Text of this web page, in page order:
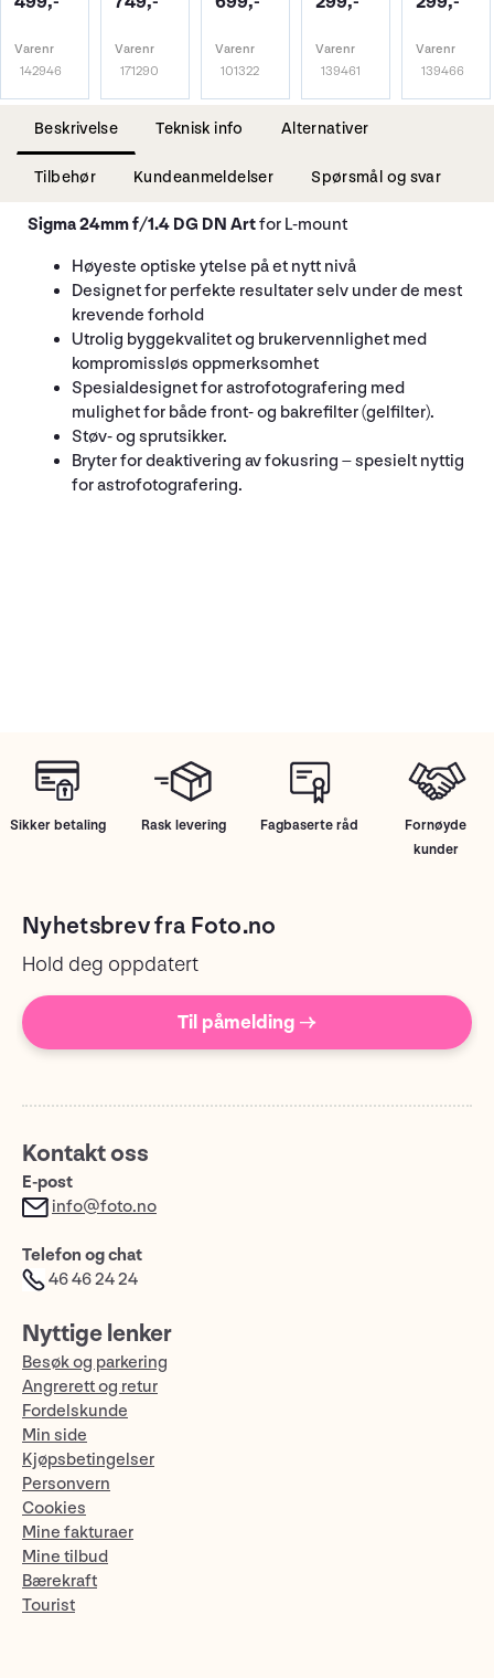
Varenr
142946
Varenr
171290
Varenr
101322
Varenr
139461
Varenr
139466
Beskrivelse Teknisk info Alternativer
Tilbehør Kundeanmeldelser Spørsmål og svar
Sigma 24mm f/1.4 DG DN Artfor L-mount
Høyeste optiske ytelse på et nytt nivå
Designet for perfekte resultater selv under de mest
krevende forhold
Utrolig byggekvalitet og brukervennlighet med
kompromissløs oppmerksomhet
Spesialdesignet for astrofotografering med
mulighet for både front- og bakrefilter (gelfilter).
Støv- og sprutsikker.
Bryter for deaktivering av fokusring – spesielt nyttig
for astrofotografering.
Sikker betaling Rask levering Fagbaserte råd
Fornøyde
kunder
Nyhetsbrev fra Foto.no
Hold deg oppdatert
Til påmelding →
Kontakt oss
E-post
info@foto.no
Telefon og chat
46 46 24 24
Nyttige lenker
Besøk og parkering
Angrerett og retur
Fordelskunde
Min side
Kjøpsbetingelser
Personvern
Cookies
Mine fakturaer
Mine tilbud
Bærekraft
Tourist